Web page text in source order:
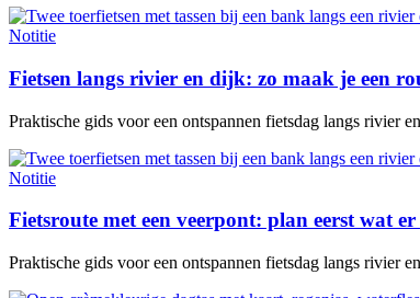
Notitie
Fietsen langs rivier en dijk: zo maak je een
Praktische gids voor een ontspannen fietsdag langs rivier
Notitie
Fietsroute met een veerpont: plan eerst wat
Praktische gids voor een ontspannen fietsdag langs rivier